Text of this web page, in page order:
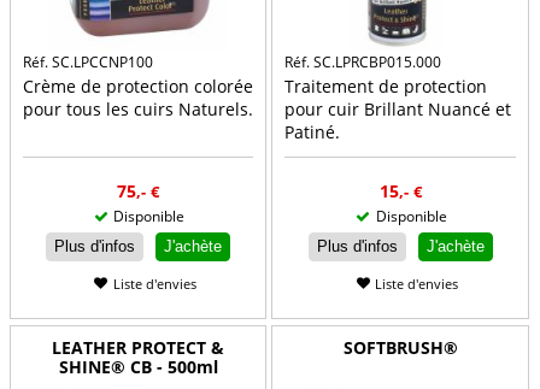
Réf. SC.LPCCNP100
Crème de protection colorée
pour tous les cuirs Naturels.
75,- €
Disponible
Plus d'infos J'achète
Liste d'envies
Réf. SC.LPRCBP015.000
Traitement de protection
pour cuir Brillant Nuancé et
Patiné.
15,- €
Disponible
Plus d'infos J'achète
Liste d'envies
LEATHER PROTECT &
SHINE® CB - 500ml
SOFTBRUSH®